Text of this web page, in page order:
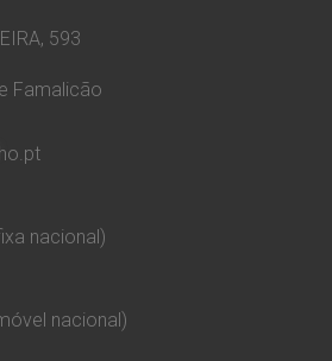
593
Famalicão
ho.pt
nacional)
nacional)